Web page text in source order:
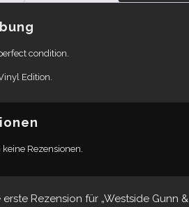
condition.
Edition.
keine Rezensionen.
Rezension für „Westside Gunn